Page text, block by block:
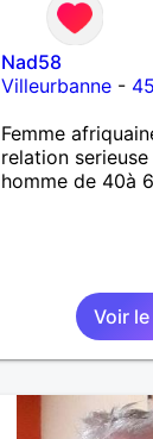
Nad58
Villeurbanne-
Femme
relation
homme de 40à
Voir